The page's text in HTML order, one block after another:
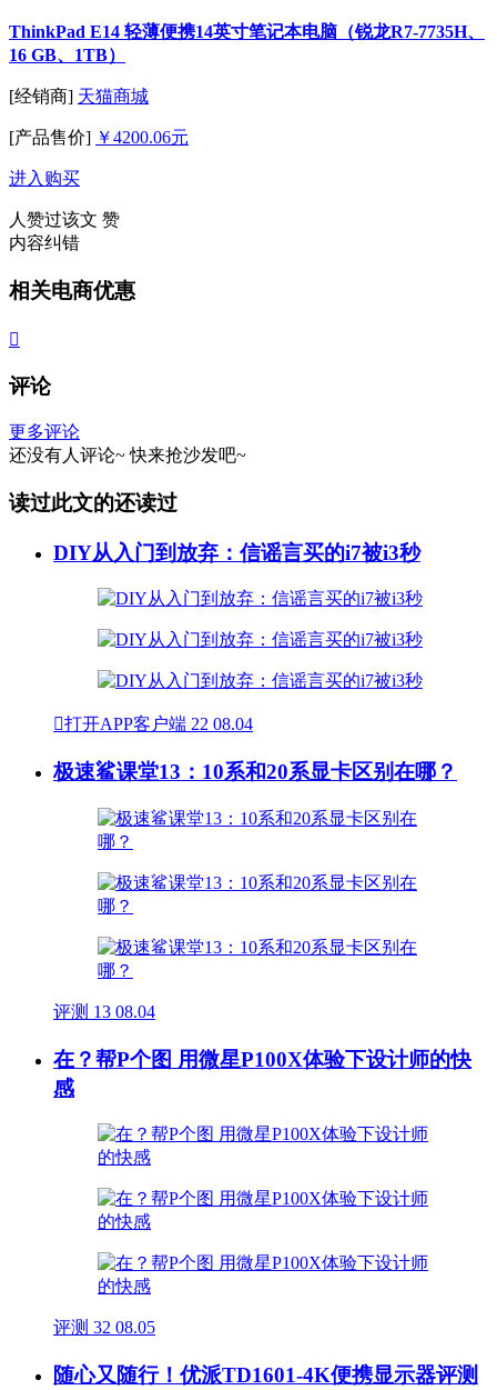
ThinkPad E14 轻薄便携14英寸笔记本电脑（锐龙R7-7735H、
16 GB、1TB）
[经销商] 天猫商城
[产品售价] ￥4200.06元
进入购买
人赞过该文 赞
内容纠错
相关电商优惠

评论
更多评论
还没有人评论~ 快来抢沙发吧~
读过此文的还读过
DIY从入门到放弃：信谣言买的i7被i3秒
打开APP客户端 22 08.04
极速鲨课堂13：10系和20系显卡区别在哪？
评测 13 08.04
在？帮P个图 用微星P100X体验下设计师的快
感
评测 32 08.05
随心又随行！优派TD1601-4K便携显示器评测